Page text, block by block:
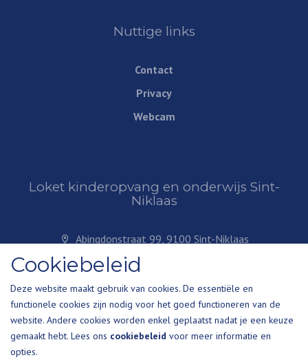
Nuttige links
Contact
Privacy
Webcam
Loket kinderopvang en onderwijs Sint-
Niklaas
Abingdonstraat 99, 9100 Sint-Niklaas
Plan je route
kinderopvang@sint-niklaas.be
+32 3 778 36 49
Cookiebeleid
Deze website maakt gebruik van cookies. De essentiële en
functionele cookies zijn nodig voor het goed functioneren van de
website. Andere cookies worden enkel geplaatst nadat je een keuze
gemaakt hebt. Lees ons cookiebeleid voor meer informatie en
opties.